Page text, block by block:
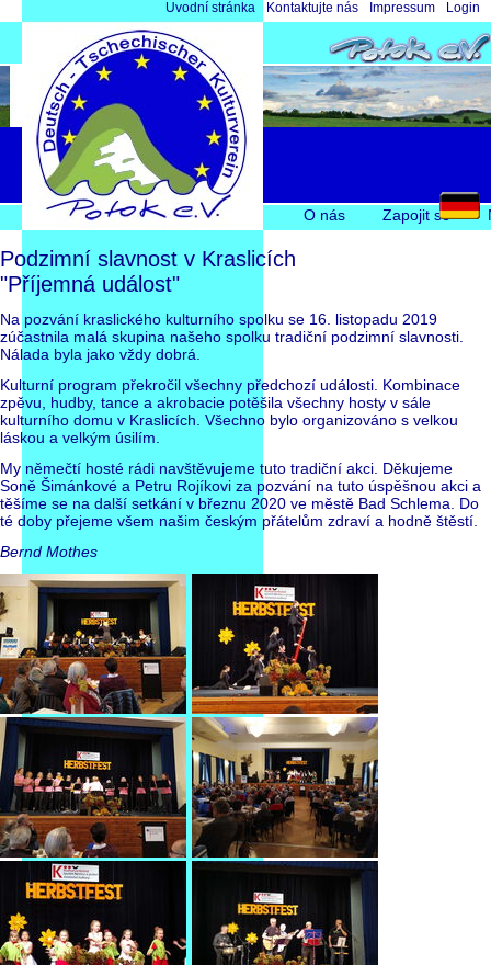
Přeskočit
navigaci
O nás Zapojit se
Přeskočit
navigaci
Login
Impressum
Kontaktujte nás
Úvodní stránka
Podzimní slavnost v Kraslicích
"Příjemná událost"
Na pozvání kraslického kulturního spolku se 16. listopadu 2019
zúčastnila malá skupina našeho spolku tradiční podzimní slavnosti.
Nálada byla jako vždy dobrá.
Kulturní program překročil všechny předchozí události. Kombinace
zpěvu, hudby, tance a akrobacie potěšila všechny hosty v sále
kulturního domu v Kraslicích. Všechno bylo organizováno s velkou
láskou a velkým úsilím.
My němečtí hosté rádi navštěvujeme tuto tradiční akci. Děkujeme
Soně Šimánkové a Petru Rojíkovi za pozvání na tuto úspěšnou akci a
těšíme se na další setkání v březnu 2020 ve městě Bad Schlema. Do
té doby přejeme všem našim českým přátelům zdraví a hodně štěstí.
Bernd Mothes